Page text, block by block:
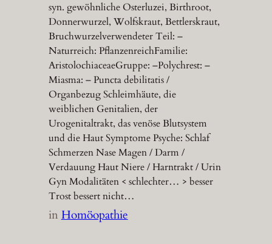
syn. gewöhnliche Osterluzei, Birthroot,
Donnerwurzel, Wolfskraut, Bettlerskraut,
Bruchwurzelverwendeter Teil: –
Naturreich: PflanzenreichFamilie:
AristolochiaceaeGruppe: –Polychrest: –
Miasma: – Puncta debilitatis /
Organbezug Schleimhäute, die
weiblichen Genitalien, der
Urogenitaltrakt, das venöse Blutsystem
und die Haut Symptome Psyche: Schlaf
Schmerzen Nase Magen / Darm /
Verdauung Haut Niere / Harntrakt / Urin
Gyn Modalitäten < schlechter… > besser
Trost bessert nicht…
inHomöopathie